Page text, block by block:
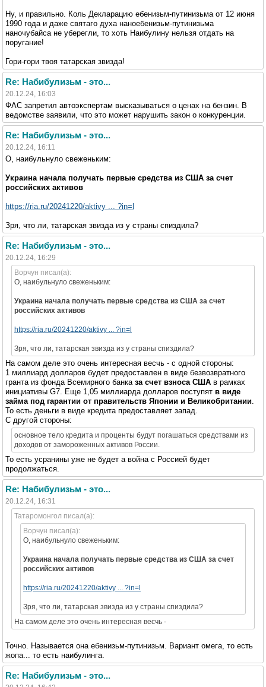
Ну, и правильно. Коль Декларацию ебенизьм-путинизьма от 12 июня
1990 года и даже святаго духа наноебенизьм-путинизьма
наночубайса не уберегли, то хоть Наибулину нельзя отдать на
поругание!
Гори-гори твоя татарская звизда!
Re: Набибулизьм - это...
20.12.24, 16:03
ФАС запретил автоэкспертам высказываться о ценах на бензин. В
ведомстве заявили, что это может нарушить закон о конкуренции.
Re: Набибулизьм - это...
20.12.24, 16:11
О, наибульнуло свеженьким:
Украина начала получать первые средства из США за счет
российских активов
https://ria.ru/20241220/aktivy ... ?in=l
Зря, что ли, татарская звизда из у страны спиздила?
Re: Набибулизьм - это...
20.12.24, 16:29
Ворчун писал(а):
О, наибульнуло свеженьким:
Украина начала получать первые средства из США за счет
российских активов
https://ria.ru/20241220/aktivy ... ?in=l
Зря, что ли, татарская звизда из у страны спиздила?
На самом деле это очень интересная весчь - с одной стороны:
1 миллиард долларов будет предоставлен в виде безвозвратного
гранта из фонда Всемирного банка за счет взноса США в рамках
инициативы G7. Еще 1,05 миллиарда долларов поступят в виде
займа под гарантии от правительств Японии и Великобритании
То есть деньги в виде кредита предоставляет запад.
С другой стороны:
основное тело кредита и проценты будут погашаться средствами из
доходов от замороженных активов России.
То есть усранины уже не будет а война с Россией будет
продолжаться.
Re: Набибулизьм - это...
20.12.24, 16:31
Татаромонгол писал(а):
Ворчун писал(а):
О, наибульнуло свеженьким:
Украина начала получать первые средства из США за счет
российских активов
https://ria.ru/20241220/aktivy ... ?in=l
Зря, что ли, татарская звизда из у страны спиздила?
На самом деле это очень интересная весчь -
Точно. Называется она ебенизьм-путинизьм. Вариант омега, то есть
жопа... то есть наибулинга.
Re: Набибулизьм - это...